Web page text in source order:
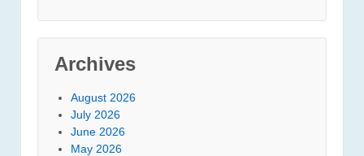
Archives
August 2026
July 2026
June 2026
May 2026